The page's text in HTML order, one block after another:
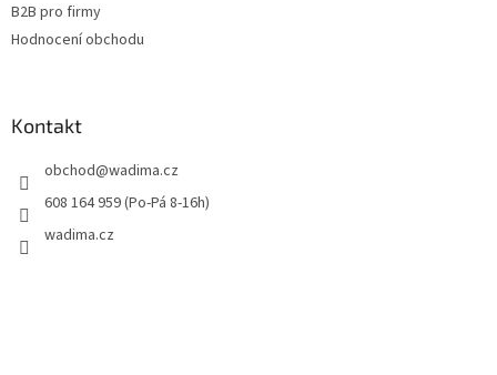
B2B pro firmy
Hodnocení obchodu
Kontakt
obchod@wadima.cz
608 164 959 (Po-Pá 8-16h)
wadima.cz